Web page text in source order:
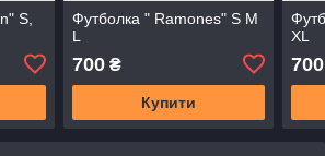
S,
Футболка " Ramones" S M
L
700₴
Купити
XL
700